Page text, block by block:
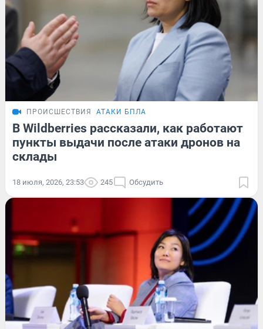
ПРОИСШЕСТВИЯ АТАКИ БПЛА
В Wildberries рассказали, как работают
пункты выдачи после атаки дронов на
склады
18 июля, 2026, 23:53 245 Обсудить